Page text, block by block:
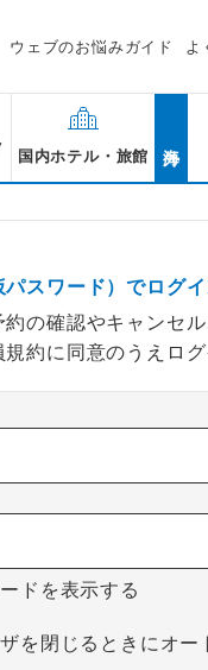
ウェブのお悩みガイド よ
国内ホテル・旅館
スワード）でログ
の確認やキャンセ
約に同意のうえログ
ドを表示する
を閉じるときにオ